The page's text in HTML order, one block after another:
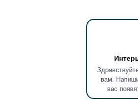
вам.
вас